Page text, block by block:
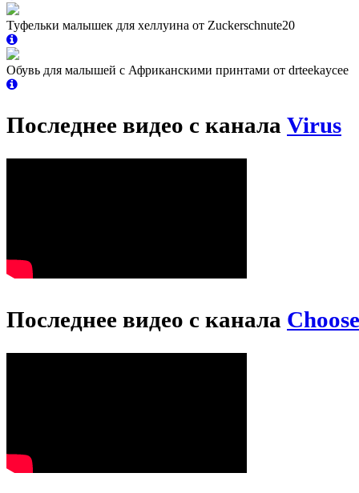
Туфельки малышек для хеллуина от Zuckerschnute20
Обувь для малышей с Африканскими принтами от drteekaycee
Последнее видео с канала Virus
Последнее видео с канала